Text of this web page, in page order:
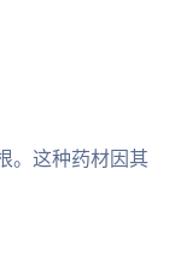
。这种药材因其